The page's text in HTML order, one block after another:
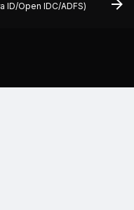
ID/Open IDC/ADFS)